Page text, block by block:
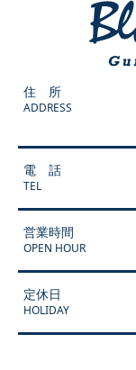
住 所
ADDRESS
電 話
TEL
営業時間
OPEN HOUR
定休日
HOLIDAY